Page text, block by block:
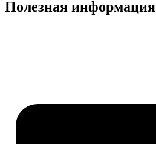
Полезная информация